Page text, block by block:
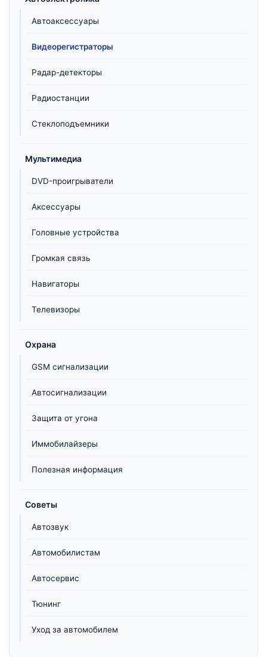
Автоаксессуары
Видеорегистраторы
Радар-детекторы
Радиостанции
Стеклоподъемники
Мультимедиа
DVD-проигрыватели
Аксессуары
Головные устройства
Громкая связь
Навигаторы
Телевизоры
Охрана
GSM сигнализации
Автосигнализации
Защита от угона
Иммобилайзеры
Полезная информация
Советы
Автозвук
Автомобилистам
Автосервис
Тюнинг
Уход за автомобилем